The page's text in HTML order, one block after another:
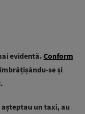
evidentă. Conform
se și
un taxi, au